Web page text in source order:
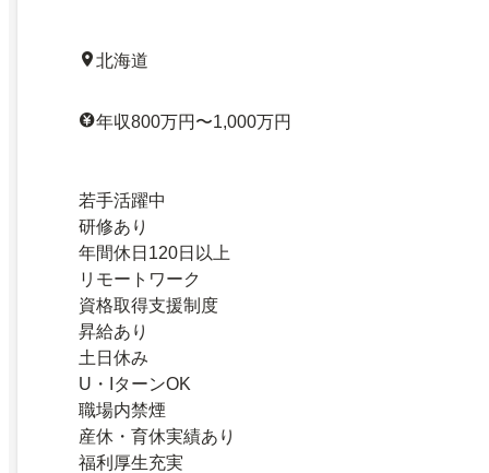
北海道
年収800万円〜1,000万円
若手活躍中
研修あり
年間休日120日以上
リモートワーク
資格取得支援制度
昇給あり
土日休み
U・IターンOK
職場内禁煙
産休・育休実績あり
福利厚生充実